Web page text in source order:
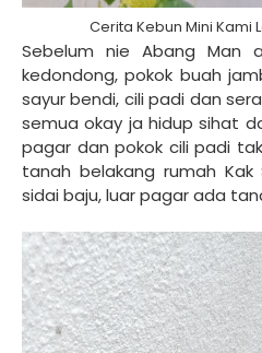
Cerita Kebun Mini Kami
Sebelum nie Abang Man
kedondong, pokok buah
sayur bendi, cili padi dan
semua okay ja hidup sihat
pagar dan pokok cili padi
tanah belakang rumah
sidai baju, luar pagar ada